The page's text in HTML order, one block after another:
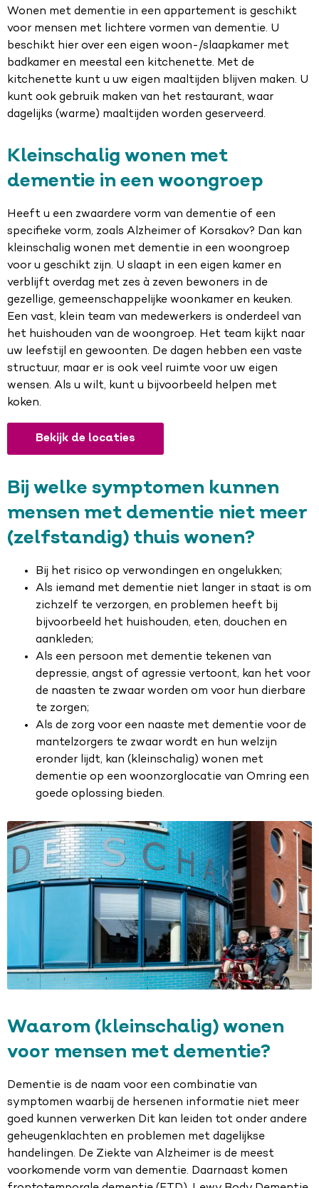
Wonen met dementie in een appartement is geschikt
voor mensen met lichtere vormen van dementie. U
beschikt hier over een eigen woon-/slaapkamer met
badkamer en meestal een kitchenette. Met de
kitchenette kunt u uw eigen maaltijden blijven maken. U
kunt ook gebruik maken van het restaurant, waar
dagelijks (warme) maaltijden worden geserveerd.
Kleinschalig wonen met
dementie in een woongroep
Heeft u een zwaardere vorm van dementie of een
specifieke vorm, zoals Alzheimer of Korsakov? Dan kan
kleinschalig wonen met dementie in een woongroep
voor u geschikt zijn. U slaapt in een eigen kamer en
verblijft overdag met zes à zeven bewoners in de
gezellige, gemeenschappelijke woonkamer en keuken.
Een vast, klein team van medewerkers is onderdeel van
het huishouden van de woongroep. Het team kijkt naar
uw leefstijl en gewoonten. De dagen hebben een vaste
structuur, maar er is ook veel ruimte voor uw eigen
wensen. Als u wilt, kunt u bijvoorbeeld helpen met
koken.
Bekijk de locaties
Bij welke symptomen kunnen
mensen met dementie niet meer
(zelfstandig) thuis wonen?
Bij het risico op verwondingen en ongelukken;
Als iemand met dementie niet langer in staat is om
zichzelf te verzorgen, en problemen heeft bij
bijvoorbeeld het huishouden, eten, douchen en
aankleden;
Als een persoon met dementie tekenen van
depressie, angst of agressie vertoont, kan het voor
de naasten te zwaar worden om voor hun dierbare
te zorgen;
Als de zorg voor een naaste met dementie voor de
mantelzorgers te zwaar wordt en hun welzijn
eronder lijdt, kan (kleinschalig) wonen met
dementie op een woonzorglocatie van Omring een
goede oplossing bieden.
Waarom (kleinschalig) wonen
voor mensen met dementie?
Dementie is de naam voor een combinatie van
symptomen waarbij de hersenen informatie niet meer
goed kunnen verwerken Dit kan leiden tot onder andere
geheugenklachten en problemen met dagelijkse
handelingen. De Ziekte van Alzheimer is de meest
voorkomende vorm van dementie. Daarnaast komen